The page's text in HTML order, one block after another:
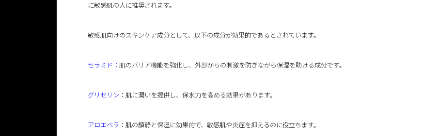
に敏感肌の人に推奨されます。
敏感肌向けのスキンケア成分として、以下の成分が効果的であるとされています。
セラミド： 肌のバリア機能を強化し、外部からの刺激を防ぎながら保湿を助ける成分です。
グリセリン ：肌に潤いを提供し、保水力を高める効果があります。
アロエベラ ：肌の鎮静と保湿に効果的で、敏感肌や炎症を抑えるのに役立ちます。